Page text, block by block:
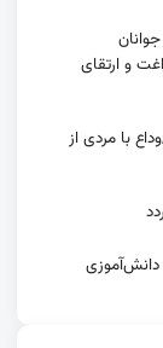
و ارتقای
با مردی از
دانش‌آموزی